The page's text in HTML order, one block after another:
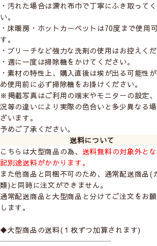
・汚れた場合は濡れ布巾で丁寧にふき取って
い。
・床暖房・ホットカーペットは70度まで使用
す。
・ブリーチなど強力な洗剤の使用はお控えくだ
・週に一度は掃除機をかけてください。
・素材の特性上、購入直後は埃が出る可能性
め使用前に必ず掃除機をお掛けください。
※掲載写真はご利用の端末やモニターの設定
況等の違いにより実際の色合いと多少異なる
ざいます。
予めご了承ください。
送料について
こちらは大型商品の為、 送料無料の対象外と
記別途送料がかかります。
また他商品と同梱不可のため、通常配送商品(
類)と同時に注文ができません。
通常配送商品と大型商品と分けてご注文をお
します。
◆大型商品の送料(１枚ずつ加算されます)